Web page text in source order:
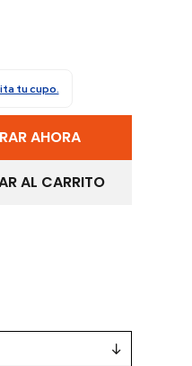
tu cupo.
AHORA
AL CARRITO